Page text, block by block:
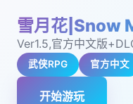
雪月花|Snow
Ver1.5,官方中文版
武侠RPG 官方中文
开始游玩